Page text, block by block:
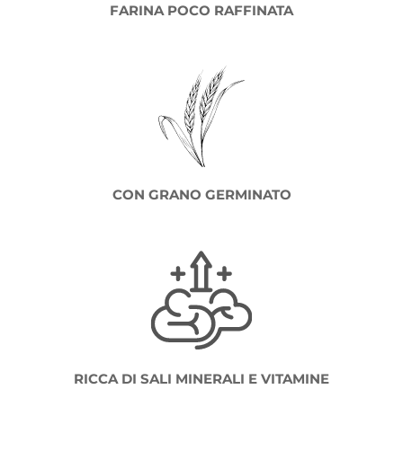
FARINA POCO RAFFINATA
CON GRANO GERMINATO
RICCA DI SALI MINERALI E VITAMINE